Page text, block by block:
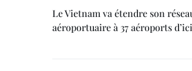
Le Vietnam va étendre son
aéroportuaire à 37 aéroports